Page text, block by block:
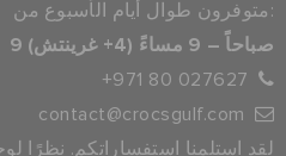
متوفرون طوال أيام الأسبوع من:
9 صباحاً – 9 مساءً (4+ غرينتش)
+971 80 027627
contact@crocsgulf.com
لقد استلمنا استفساراتكم. نظرًا